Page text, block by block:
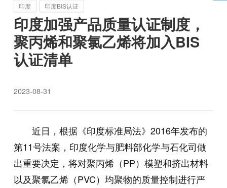
印度 印度BIS认证
印度加强产品质量认证制度，
聚丙烯和聚氯乙烯将加入BIS
认证清单
2023-08-31
近日，根据《印度标准局法》 2016年发布的
第11号法案，印度化学与肥料部化学与石化司做
出重要决定，将对聚丙烯（PP）模塑和挤出材料
以及聚氯乙烯（PVC）均聚物的质量控制进行严